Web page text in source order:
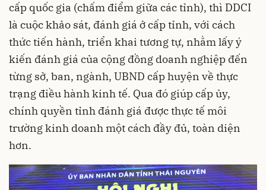
cấp quốc gia (chấm điểm giữa các tỉnh), thì DDCI
là cuộc khảo sát, đánh giá ở cấp tỉnh, với cách
thức tiến hành, triển khai tương tự, nhằm lấy ý
kiến đánh giá của cộng đồng doanh nghiệp đến
từng sở, ban, ngành, UBND cấp huyện về thực
trạng điều hành kinh tế. Qua đó giúp cấp ủy,
chính quyền tỉnh đánh giá được thực tế môi
trường kinh doanh một cách đầy đủ, toàn diện
hơn.